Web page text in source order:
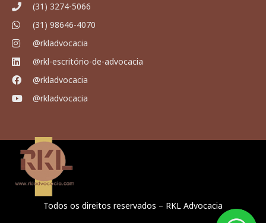
(31) 3274-5066
(31) 98646-4070
@rkladvocacia
@rkl-escritório-de-advocacia
@rkladvocacia
@rkladvocacia
Todos os direitos reservados – RKL Advocacia